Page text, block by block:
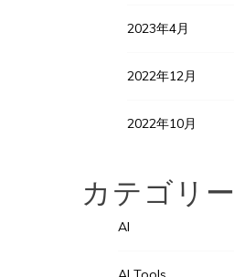
2023年4月
2022年12月
2022年10月
カテゴリー
AI